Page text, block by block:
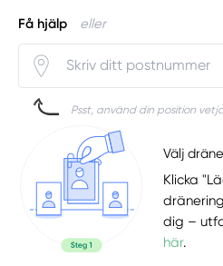
Få hjälp eller
Psst, använd din position
Välj
Klicka
dig –
här.